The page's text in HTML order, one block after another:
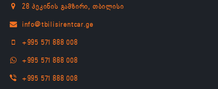
28 პეკინის გამზირი, თბილისი
+995 571 888 008
+995 571 888 008
+995 571 888 008